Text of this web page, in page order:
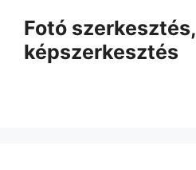
tartalomba
Fotó szerkesztés,
képszerkesztés